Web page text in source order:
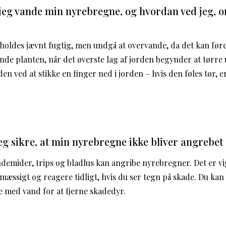
vande min nyrebregne, og hvordan ved jeg,
jævnt fugtig, men undgå at overvande, da det kan
planten, når det øverste lag af jorden begynder at tørre
ved at stikke en finger ned i jorden – hvis den føles tør,
sikre, at min nyrebregne ikke bliver angrebet
trips og bladlus kan angribe nyrebregner. Det er
og reagere tidligt, hvis du ser tegn på skade. Du
med vand for at fjerne skadedyr.